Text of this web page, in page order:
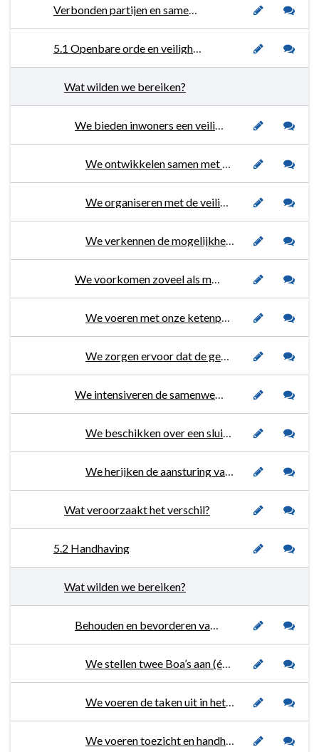
Verbonden partijen en samenwerkingspartners
5.1 Openbare orde en veiligheid
Wat wilden we bereiken?
We bieden inwoners een veilige leefomgeving.
We ontwikkelen samen met de zeven andere gemeenten in ons district een nieuw Integraal veiligheidsplan met speerpunten voor de komende 4 jaar en geven hier uitvoering aan.
We organiseren met de veiligheidsregio een rampenoefening in 2023.
We verkennen de mogelijkheden voor grensoverschrijdende samenwerking met brandweerpost Putte en de Belgische brandweer.
We voorkomen zoveel als mogelijk dat ondermijnende criminaliteit de openbare (rechts)orde aantast
We voeren met onze ketenpartners integrale acties uit.
We zorgen ervoor dat de gemeentelijke informatiepositie op orde is door actieve inzet op het lokale en het districtelijke informatieplein, in nauwe samenwerking met diverse ketenpartners.
We intensiveren de samenwerking tussen onze veiligheidspartners.
We beschikken over een sluitend netwerk van partners en vergroten hierin de samenwerking waarin zowel preventief als reactief geacteerd wordt (ketengericht werken).
We herijken de aansturing van onze eigen aangestelde gemeentelijke boa’s, zodat de samenwerking tussen politie en de handhavers wordt versterkt.
Wat veroorzaakt het verschil?
5.2 Handhaving
Wat wilden we bereiken?
Behouden en bevorderen van het naleefgedrag voor een veilige en gezonde leefomgeving.
We stellen twee Boa’s aan (één vast en één tijdelijk in de pilot periode) in eigen dienst per 2023 voor toezicht in de openbare ruimte.
We voeren de taken uit in het kader van Vergunningen, Toezicht en Handhaving in samenwerking met onze handhavingspartners volgens de actuele kwaliteitscriteria.
We voeren toezicht en handhaving uit conform het Uitvoeringsprogramma Handhaving en Omgevingsvergunningen. We passen dit bewust en transparant aan, indien de dynamiek van de omgeving dit vraagt.